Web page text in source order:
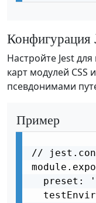
Конфигурация
Настройте Jest
карт модулей
псевдонимами
Пример
//
preset: